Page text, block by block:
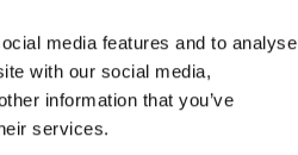
media features and to analyse
with our social media,
information that you’ve
services.